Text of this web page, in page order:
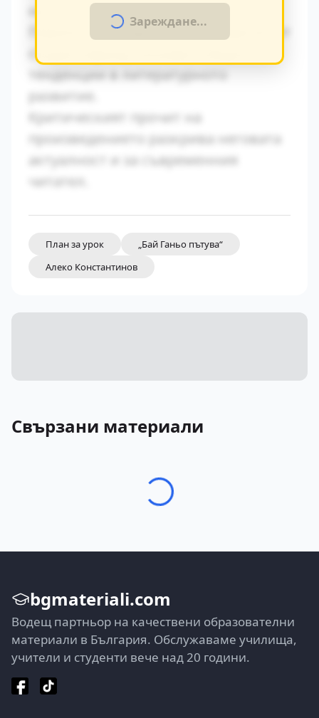
на епохата.
Паралелите с други произведения от
същия период показват общите
развитие.
Критическият прочит на
произведението разкрива неговата
актуалност и за съвременния
читател.
Зареждане...
План за урок
„Бай Ганьо пътува“
Алеко Константинов
Свързани материали
bgmateriali.com
Водещ партньор на качествени образователни
материали в България. Обслужаваме училища,
учители и студенти вече над 20 години.